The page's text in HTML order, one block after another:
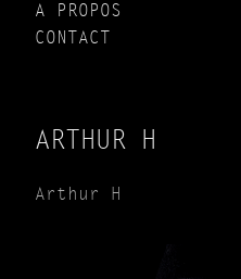
A PROPOS
CONTACT
ARTHUR H
Arthur H